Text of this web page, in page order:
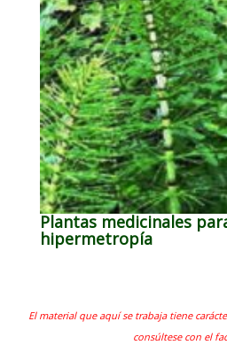
Plantas medicinales
hipermetropía
El material que aquí se trabaja tiene
consúltese con el